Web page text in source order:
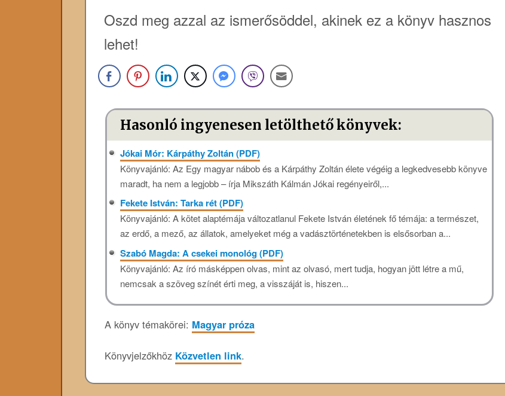
Oszd meg azzal az ismerősöddel, akinek ez a könyv hasznos
lehet!
Hasonló ingyenesen letölthető könyvek:
Jókai Mór: Kárpáthy Zoltán (PDF)
Könyvajánló: Az Egy magyar nábob és a Kárpáthy Zoltán élete végéig a legkedvesebb könyve
maradt, ha nem a legjobb – írja Mikszáth Kálmán Jókai regényeiről,...
Fekete István: Tarka rét (PDF)
Könyvajánló: A kötet alaptémája változatlanul Fekete István életének fő témája: a természet,
az erdő, a mező, az állatok, amelyeket még a vadásztörténetekben is elsősorban a...
Szabó Magda: A ​csekei monológ (PDF)
Könyvajánló: Az ​író másképpen olvas, mint az olvasó, mert tudja, hogyan jött létre a mű,
nemcsak a szöveg színét érti meg, a visszáját is, hiszen...
A könyv témakörei: Magyar próza
Könyvjelzőkhöz Közvetlen link.